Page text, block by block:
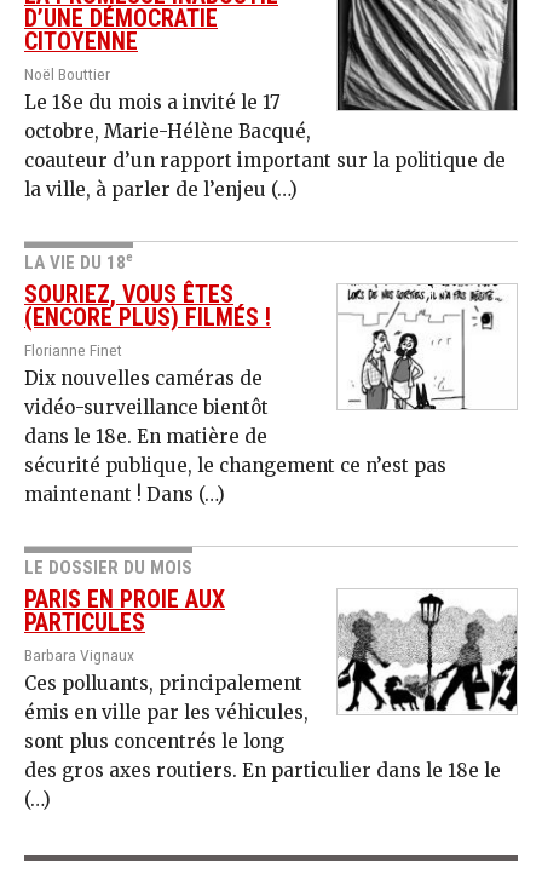
D’UNE DÉMOCRATIE
CITOYENNE
Noël Bouttier
Le 18e du mois a invité le 17
octobre, Marie-Hélène Bacqué,
coauteur d’un rapport important sur la politique de
la ville, à parler de l’enjeu (…)
LA VIE DU 18e
SOURIEZ, VOUS ÊTES
(ENCORE PLUS) FILMÉS !
Florianne Finet
Dix nouvelles caméras de
vidéo-surveillance bientôt
dans le 18e. En matière de
sécurité publique, le changement ce n’est pas
maintenant ! Dans (…)
LE DOSSIER DU MOIS
PARIS EN PROIE AUX
PARTICULES
Barbara Vignaux
Ces polluants, principalement
émis en ville par les véhicules,
sont plus concentrés le long
des gros axes routiers. En particulier dans le 18e le
(…)